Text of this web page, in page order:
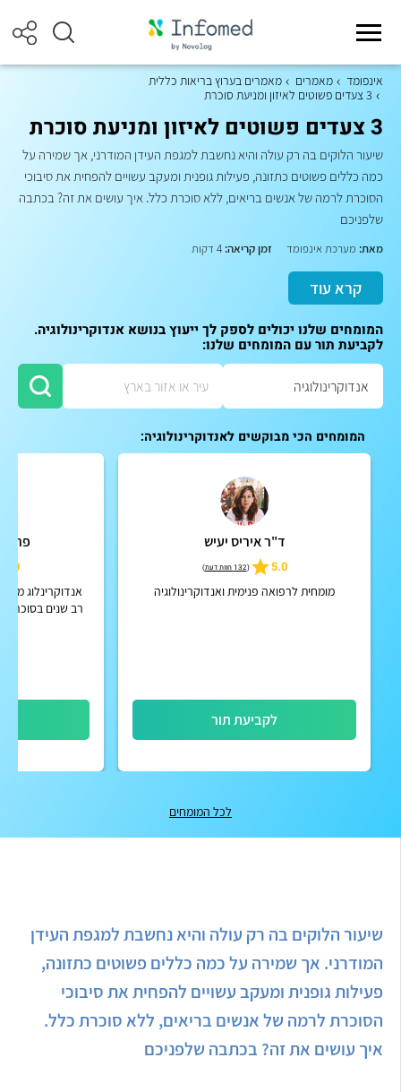
אינפומד מאמרים
מאמרים בערוץ בריאות כללית
3 צעדים פשוטים לאיזון ומניעת סוכרת
3 צעדים פשוטים לאיזון ומניעת סוכרת
שיעור הלוקים בה רק עולה והיא נחשבת למגפת העידן המודרני, אך שמירה על
כמה כללים פשוטים כתזונה, פעילות גופנית ומעקב עשויים להפחית את סיבוכי
הסוכרת לרמה של אנשים בריאים, ללא סוכרת כלל. איך עושים את זה? בכתבה
שלפניכם
מאת: מערכת אינפומד זמן קריאה:
קרא עוד
המומחים שלנו יכולים לספק לך ייעוץ בנושא אנדוקרינולוגיה.
לקביעת תור עם המומחים שלנו:
המומחים הכי מבוקשים לאנדוקרינולוגיה:
ד"ר איריס יעיש
5.0
(132 חוות דעת )
מומחית לרפואה פנימית ואנדוקרינולוגיה
לקביעת תור
5.0
אנדוקרינלוג
רב שנים
לכל המומחים
שיעור הלוקים בה רק עולה והיא נחשבת למגפת העידן
המודרני. אך שמירה על כמה כללים פשוטים כתזונה,
פעילות גופנית ומעקב עשויים להפחית את סיבוכי
הסוכרת לרמה של אנשים בריאים, ללא סוכרת כלל.
איך עושים את זה? בכתבה שלפניכם